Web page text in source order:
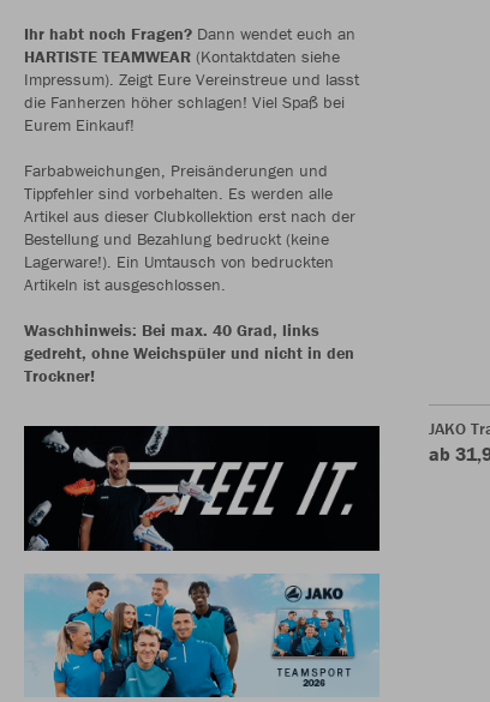
Ihr habt noch Fragen? Dann wendet euch an
HARTISTE TEAMWEAR (Kontaktdaten siehe
Impressum). Zeigt Eure Vereinstreue und lasst
die Fanherzen höher schlagen! Viel Spaß bei
Eurem Einkauf!
Farbabweichungen, Preisänderungen und
Tippfehler sind vorbehalten. Es werden alle
Artikel aus dieser Clubkollektion erst nach der
Bestellung und Bezahlung bedruckt (keine
Lagerware!). Ein Umtausch von bedruckten
Artikeln ist ausgeschlossen.
Waschhinweis: Bei max. 40 Grad, links
gedreht, ohne Weichspüler und nicht in den
Trockner!
JAKO
ab